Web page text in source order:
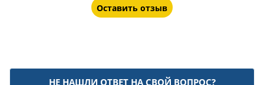
Оставить отзыв
НЕ НАШЛИ ОТВЕТ НА СВОЙ ВОПРОС?